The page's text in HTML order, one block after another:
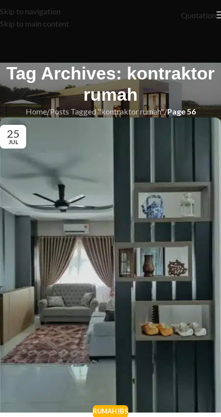
Skip to navigation
Skip to main content
Quotation
Tag Archives: kontraktor
rumah
Home/Posts Tagged "kontraktor rumah"/Page 56
25
JUL
RUMAH IBS